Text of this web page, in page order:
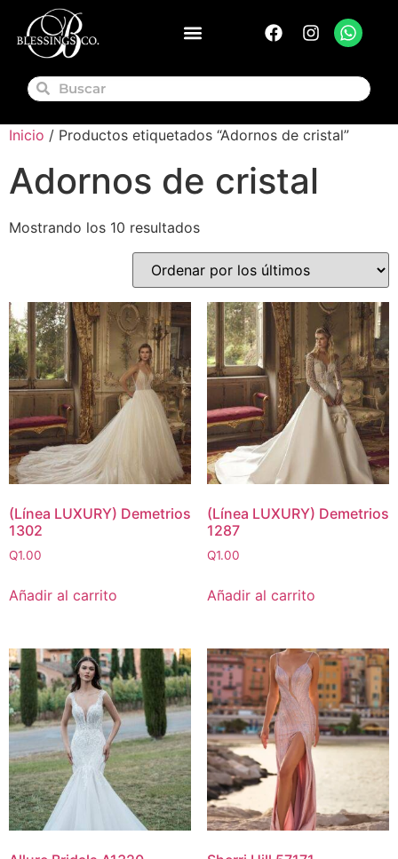
Inicio / Productos etiquetados “Adornos de cristal”
Adornos de cristal
Mostrando los 10 resultados
(Línea LUXURY) Demetrios
1302
Q1.00
Añadir al carrito
(Línea LUXURY) Demetrios
1287
Q1.00
Añadir al carrito